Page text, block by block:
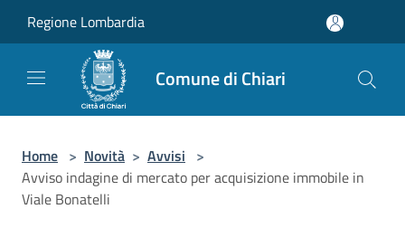
Regione Lombardia
Comune di Chiari
Home > Novità > Avvisi >
Avviso indagine di mercato per acquisizione immobile in
Viale Bonatelli